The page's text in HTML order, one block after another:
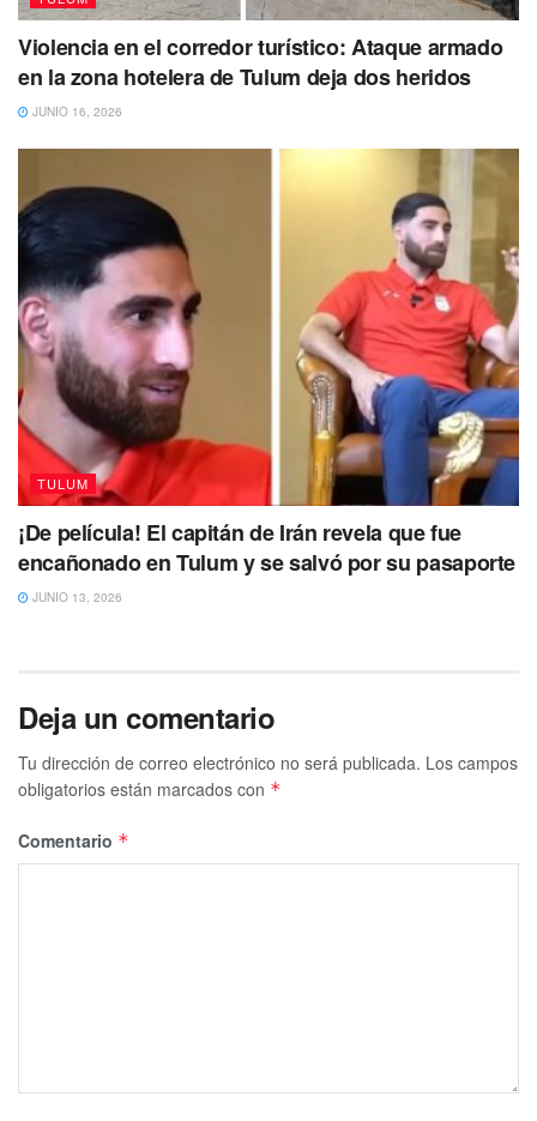
Violencia en el corredor turístico: Ataque armado
en la zona hotelera de Tulum deja dos heridos
JUNIO 16, 2026
TULUM
¡De película! El capitán de Irán revela que fue
encañonado en Tulum y se salvó por su pasaporte
JUNIO 13, 2026
Deja un comentario
Tu dirección de correo electrónico no será publicada. Los campos
obligatorios están marcados con *
Comentario *